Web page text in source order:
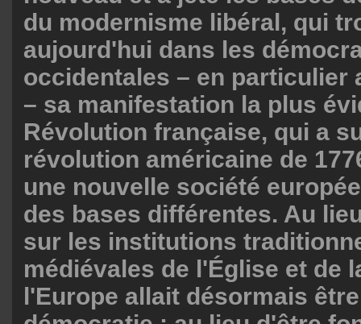
du modernisme libéral, qui
aujourd'hui dans les
occidentales – en particulier
– sa manifestation la plus
Révolution française, qui a
révolution américaine de
une nouvelle société
des bases différentes. Au
sur les institutions
médiévales de l'Église et de
l'Europe allait désormais